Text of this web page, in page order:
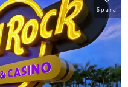
Spara